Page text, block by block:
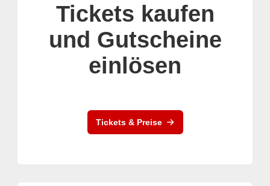
Tickets kaufen
und Gutscheine
einlösen
Tickets & Preise